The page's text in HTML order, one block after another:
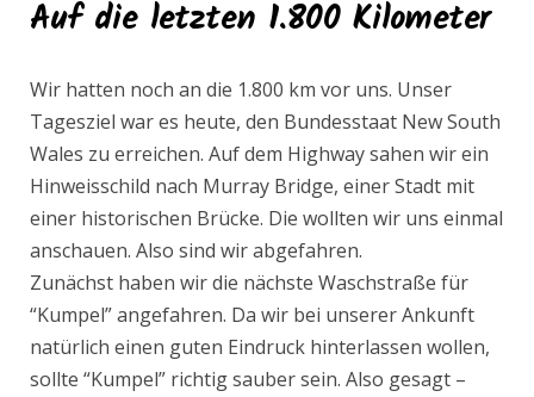
Auf die letzten 1.800 Kilometer
Wir hatten noch an die 1.800 km vor uns. Unser
Tagesziel war es heute, den Bundesstaat New South
Wales zu erreichen. Auf dem Highway sahen wir ein
Hinweisschild nach Murray Bridge, einer Stadt mit
einer historischen Brücke. Die wollten wir uns einmal
anschauen. Also sind wir abgefahren.
Zunächst haben wir die nächste Waschstraße für
“Kumpel” angefahren. Da wir bei unserer Ankunft
natürlich einen guten Eindruck hinterlassen wollen,
sollte “Kumpel” richtig sauber sein. Also gesagt –